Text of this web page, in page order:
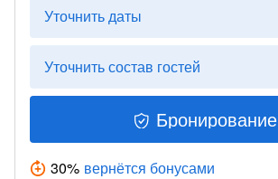
Уточнить даты
Уточнить состав гостей
Бронирование
30% вернётся бонусами